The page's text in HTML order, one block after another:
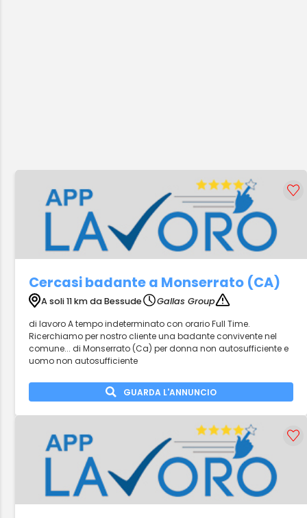
Cercasi badante a Monserrato (CA)
A soli 11 km da Bessude
Gallas Group
di lavoro A tempo indeterminato con orario Full Time.
Ricerchiamo per nostro cliente una badante convivente nel
comune... di Monserrato (Ca) per donna non autosufficiente e
uomo non autosufficiente
GUARDA L'ANNUNCIO